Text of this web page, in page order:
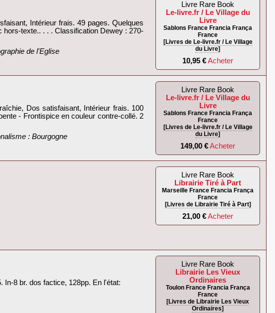
Intérieur frais. 49 pages. Quelques
hors-texte.. . . . Classification Dewey : 270-
de l'Eglise‎
Livre Rare Book
Le-livre.fr / Le Village du
Livre
Sablons France Francia França
France
[Livres de Le-livre.fr / Le Village
du Livre]
10,95 €Acheter
Dos satisfaisant, Intérieur frais. 100
- Frontispice en couleur contre-collé. 2
: Bourgogne‎
Livre Rare Book
Le-livre.fr / Le Village du
Livre
Sablons France Francia França
France
[Livres de Le-livre.fr / Le Village
du Livre]
149,00 €Acheter
Livre Rare Book
Librairie Tiré à Part
Marseille France Francia França
France
[Livres de Librairie Tiré à Part]
21,00 €Acheter
8 br. dos factice, 128pp. En l'état:‎
Livre Rare Book
Librairie Les Vieux
Ordinaires
Toulon France Francia França
France
[Livres de Librairie Les Vieux
Ordinaires]